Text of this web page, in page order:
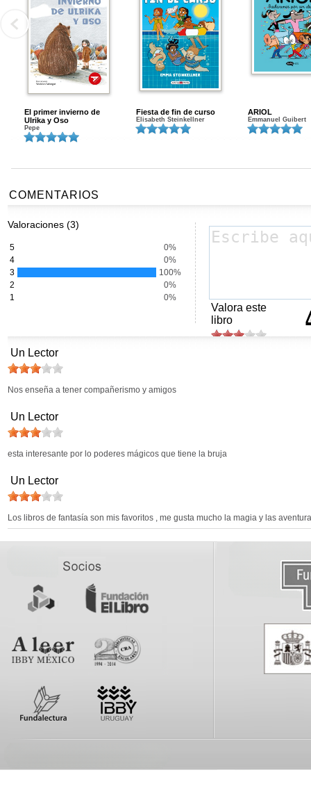
El primer invierno de
Ulrika y Oso
Pepe
Fiesta de fin de curso
Elisabeth Steinkellner
ARIOL
Emmanuel Guibert
COMENTARIOS
Valoraciones (3)
5
0%
4
0%
3
100%
2
0%
1
0%
Valora este
libro
Un Lector
Nos enseña a tener compañerismo y amigos
Un Lector
esta interesante por lo poderes mágicos que tiene la bruja
Un Lector
Los libros de fantasía son mis favoritos , me gusta mucho la magia y las